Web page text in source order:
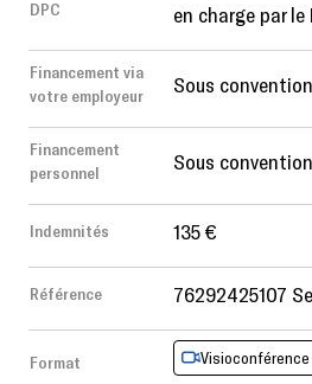
DPC
en charge par
Financement via
votre employeur
Sous convention
Financement
personnel
Sous convention
Indemnités 135 €
Référence 76292425107
Format Visioconférence